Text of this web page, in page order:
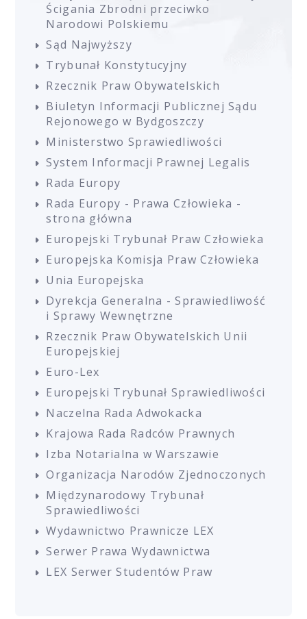
Ścigania Zbrodni przeciwko
Narodowi Polskiemu
Sąd Najwyższy
Trybunał Konstytucyjny
Rzecznik Praw Obywatelskich
Biuletyn Informacji Publicznej Sądu
Rejonowego w Bydgoszczy
Ministerstwo Sprawiedliwości
System Informacji Prawnej Legalis
Rada Europy
Rada Europy - Prawa Człowieka -
strona główna
Europejski Trybunał Praw Człowieka
Europejska Komisja Praw Człowieka
Unia Europejska
Dyrekcja Generalna - Sprawiedliwość
i Sprawy Wewnętrzne
Rzecznik Praw Obywatelskich Unii
Europejskiej
Euro-Lex
Europejski Trybunał Sprawiedliwości
Naczelna Rada Adwokacka
Krajowa Rada Radców Prawnych
Izba Notarialna w Warszawie
Organizacja Narodów Zjednoczonych
Międzynarodowy Trybunał
Sprawiedliwości
Wydawnictwo Prawnicze LEX
Serwer Prawa Wydawnictwa
LEX Serwer Studentów Praw